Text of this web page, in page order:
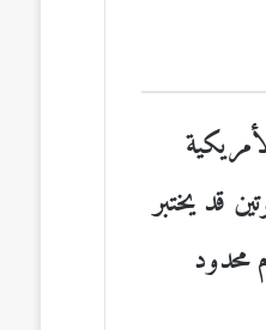
قد يختبر
محدود